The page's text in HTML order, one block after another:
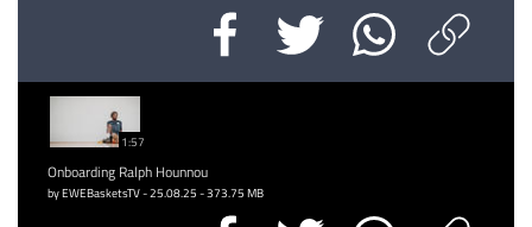
1:57
Onboarding Ralph Hounnou
by EWEBasketsTV - 25.08.25 - 373.75 MB